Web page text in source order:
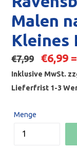
Malen
Kleines
Normaler
Preis
€7,99 €6,99
Inklusive MwSt.
Lieferfrist 1-3
Menge